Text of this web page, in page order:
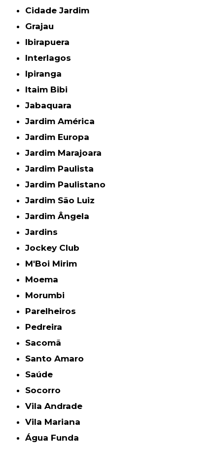
Cidade Jardim
Grajau
Ibirapuera
Interlagos
Ipiranga
Itaim Bibi
Jabaquara
Jardim América
Jardim Europa
Jardim Marajoara
Jardim Paulista
Jardim Paulistano
Jardim São Luiz
Jardim Ângela
Jardins
Jockey Club
M'Boi Mirim
Moema
Morumbi
Parelheiros
Pedreira
Sacomã
Santo Amaro
Saúde
Socorro
Vila Andrade
Vila Mariana
Água Funda